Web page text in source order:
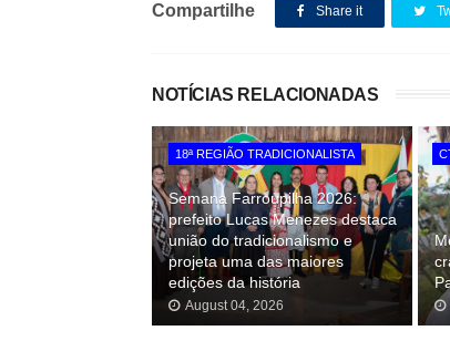
Compartilhe Share it
NOTÍCIAS RELACIONADAS
18ª REGIÃO TRADICIONALISTA
Semana Farroupilha 2026:
prefeito Lucas Menezes destaca
união do tradicionalismo e
projeta uma das maiores
edições da história
August 04, 2026